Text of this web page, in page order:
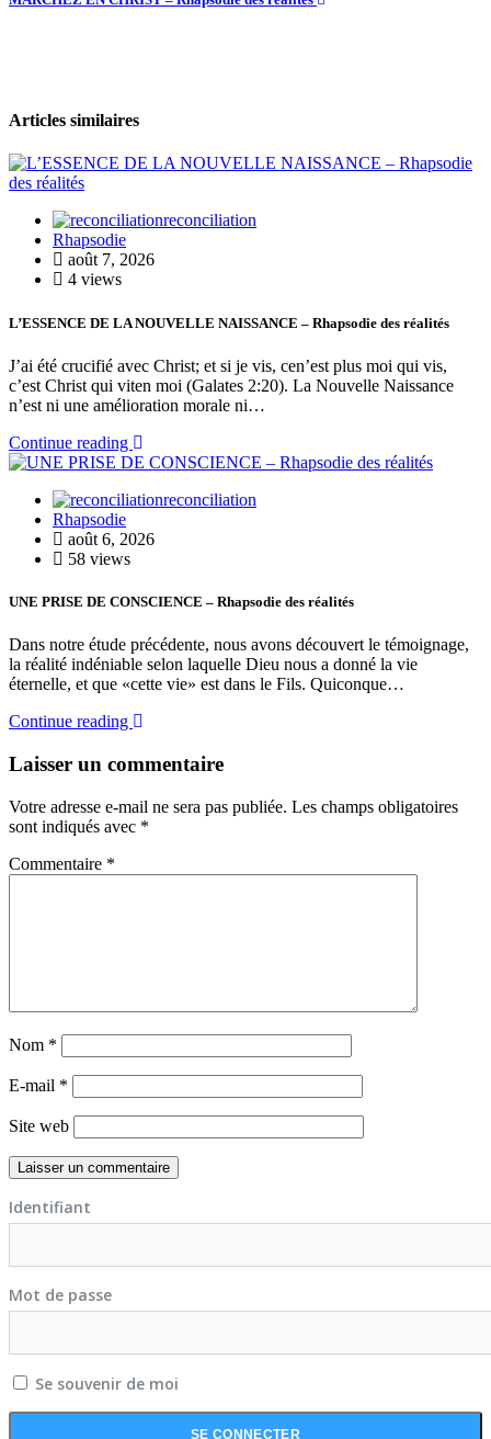
Articles similaires
reconciliation
Rhapsodie
août 7, 2026
4 views
L’ESSENCE DE LA NOUVELLE NAISSANCE – Rhapsodie des réalités
J’ai été crucifié avec Christ; et si je vis, cen’est plus moi qui vis,
c’est Christ qui viten moi (Galates 2:20). La Nouvelle Naissance
n’est ni une amélioration morale ni…
Continue reading
reconciliation
Rhapsodie
août 6, 2026
58 views
UNE PRISE DE CONSCIENCE – Rhapsodie des réalités
Dans notre étude précédente, nous avons découvert le témoignage,
la réalité indéniable selon laquelle Dieu nous a donné la vie
éternelle, et que «cette vie» est dans le Fils. Quiconque…
Continue reading
Laisser un commentaire
Votre adresse e-mail ne sera pas publiée. Les champs obligatoires
sont indiqués avec *
Commentaire *
Nom *
E-mail *
Site web
Identifiant
Mot de passe
Se souvenir de moi